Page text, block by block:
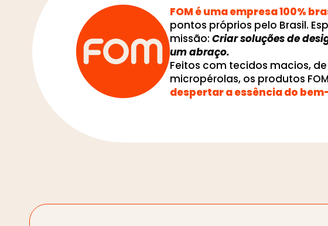
FOM é uma empresa 100%
pontos próprios pelo Brasil.
missão: Criar soluções de
um abraço.
Feitos com tecidos macios,
micropérolas, os produtos
despertar a essência do